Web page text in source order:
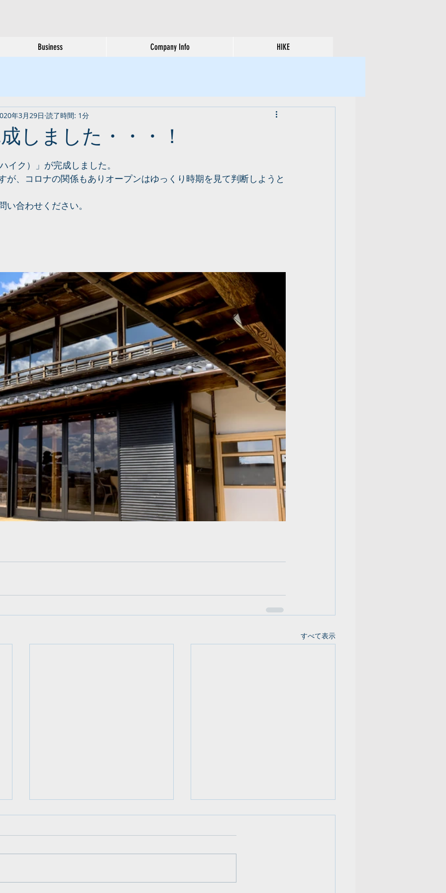
Business Company Info HIKE
しました・・・！
年3月29日 読了時間: 1分
イク）」が完成しました。
が、コロナの関係もありオープンはゆっくり時期を見て判断しようと
合わせください。
すべて表示